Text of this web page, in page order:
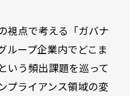
視点で考える「ガバナ
ループ企業内でどこま
いう頻出課題を巡って
プライアンス領域の変